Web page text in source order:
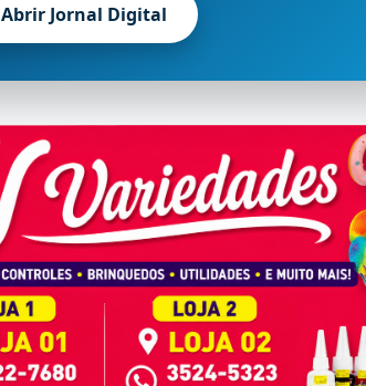
Abrir Jornal Digital